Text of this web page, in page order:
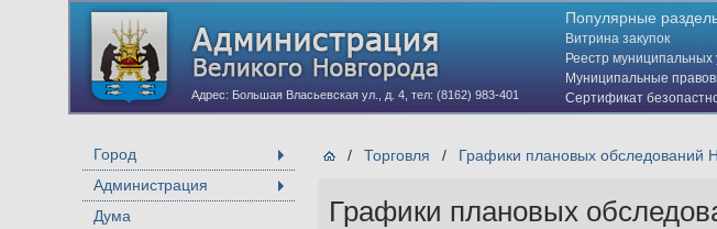
Адрес: Большая Власьевская ул., д. 4, тел: (8162) 983-401
Популярные
Витрина закупок
Реестр муниципальных
Муниципальные
Сертификат
(HTTPS)
Город
Администрация
Дума
/ Торговля / Графики плановых обследований
Графики плановых